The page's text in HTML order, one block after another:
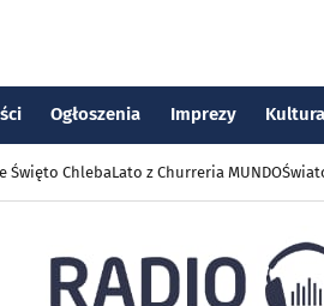
Ogłoszenia Imprezy Kultura
Święto ChlebaLato z Churreria MUNDO